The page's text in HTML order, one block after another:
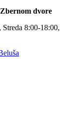
dvore
8:00-18:00,